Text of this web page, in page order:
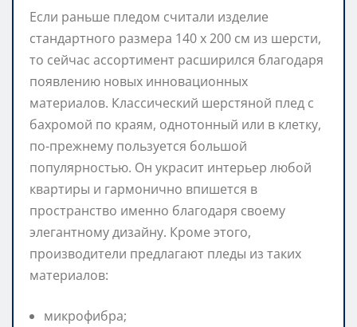
Если раньше пледом считали изделие
стандартного размера 140 х 200 см из шерсти,
то сейчас ассортимент расширился благодаря
появлению новых инновационных
материалов. Классический шерстяной плед с
бахромой по краям, однотонный или в клетку,
по-прежнему пользуется большой
популярностью. Он украсит интерьер любой
квартиры и гармонично впишется в
пространство именно благодаря своему
элегантному дизайну. Кроме этого,
производители предлагают пледы из таких
материалов:
микрофибра;